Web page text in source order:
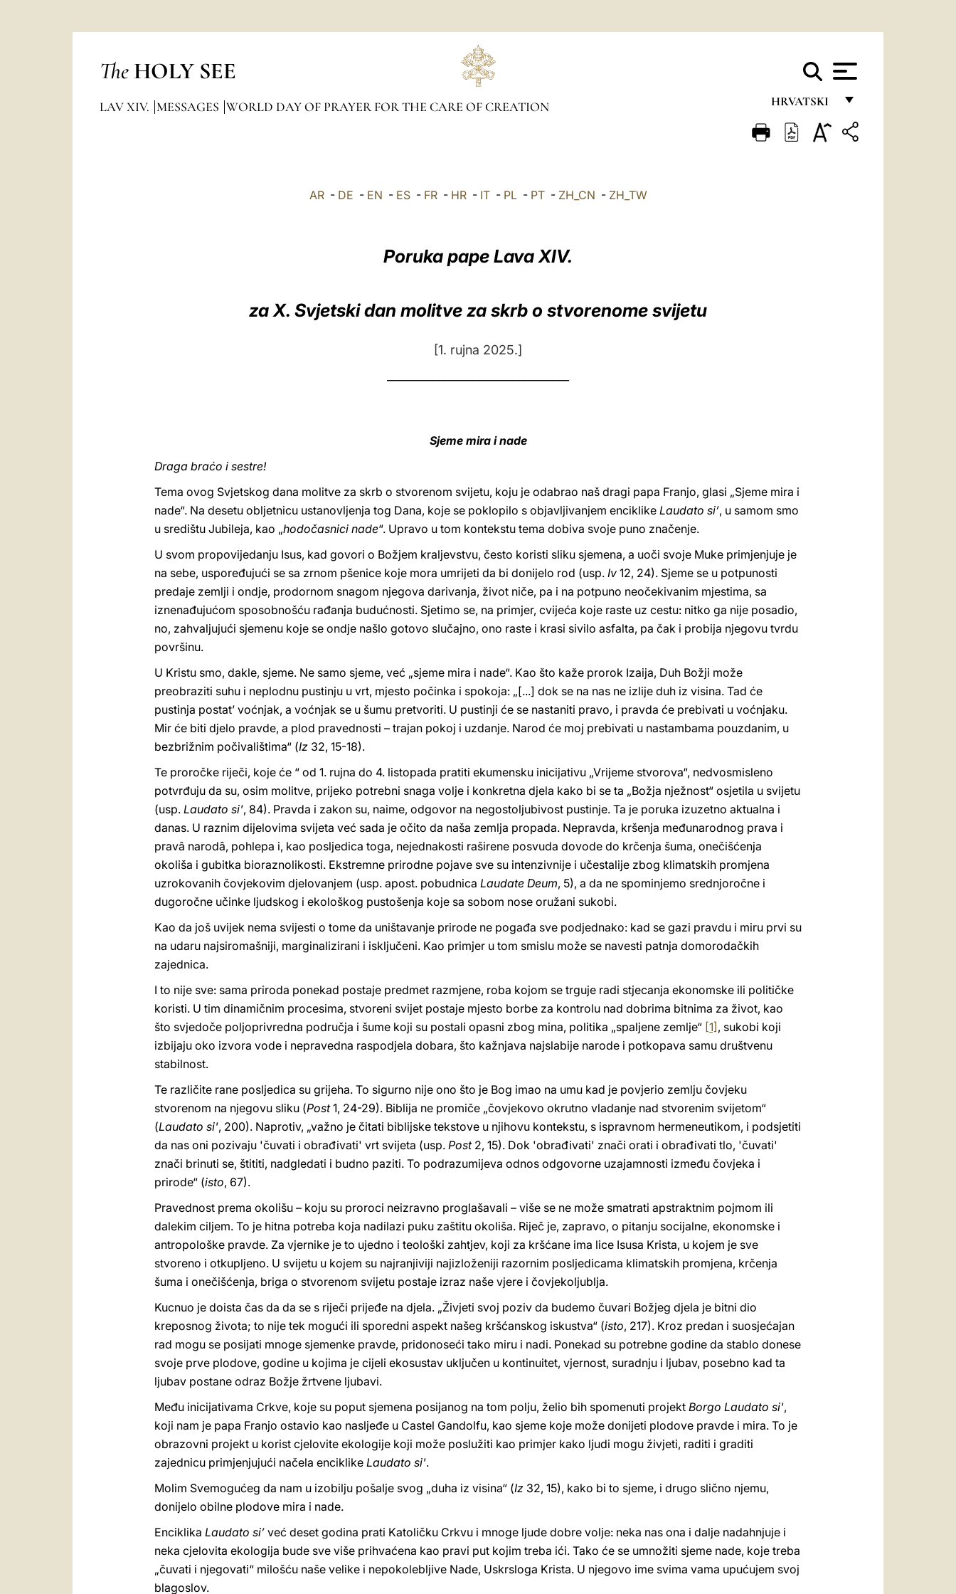
The HOLY SEE
HRVATSKI
FRANÇAIS
LAV XIV. MESSAGES WORLD DAY OF PRAYER FOR THE CARE OF CREATION
AR- DE - EN - ES- FR- HR- IT- PL- PT- ZH_CN - ZH_TW
Poruka pape Lava XIV.
za X. Svjetski dan molitve za skrb o stvorenome svijetu
[1. rujna 2025.]
Sjeme mira i nade
Draga braćo i sestre!
Tema ovog Svjetskog dana molitve za skrb o stvorenom svijetu, koju je odabrao naš dragi papa Franjo, glasi „Sjeme mira i
nade“. Na desetu obljetnicu ustanovljenja tog Dana, koje se poklopilo s objavljivanjem enciklike Laudato si’, u samom smo
u središtu Jubileja, kao „hodočasnici nade“. Upravo u tom kontekstu tema dobiva svoje puno značenje.
U svom propovijedanju Isus, kad govori o Božjem kraljevstvu, često koristi sliku sjemena, a uoči svoje Muke primjenjuje je
na sebe, uspoređujući se sa zrnom pšenice koje mora umrijeti da bi donijelo rod (usp. Iv 12, 24). Sjeme se u potpunosti
predaje zemlji i ondje, prodornom snagom njegova darivanja, život niče, pa i na potpuno neočekivanim mjestima, sa
iznenađujućom sposobnošću rađanja budućnosti. Sjetimo se, na primjer, cvijeća koje raste uz cestu: nitko ga nije posadio,
no, zahvaljujući sjemenu koje se ondje našlo gotovo slučajno, ono raste i krasi sivilo asfalta, pa čak i probija njegovu tvrdu
površinu.
U Kristu smo, dakle, sjeme. Ne samo sjeme, već „sjeme mira i nade“. Kao što kaže prorok Izaija, Duh Božji može
preobraziti suhu i neplodnu pustinju u vrt, mjesto počinka i spokoja: „[...] dok se na nas ne izlije duh iz visina. Tad će
pustinja postat’ voćnjak, a voćnjak se u šumu pretvoriti. U pustinji će se nastaniti pravo, i pravda će prebivati u voćnjaku.
Mir će biti djelo pravde, a plod pravednosti – trajan pokoj i uzdanje. Narod će moj prebivati u nastambama pouzdanim, u
bezbrižnim počivalištima“ (Iz 32, 15-18).
Te proročke riječi, koje će “ od 1. rujna do 4. listopada pratiti ekumensku inicijativu „Vrijeme stvorova“, nedvosmisleno
potvrđuju da su, osim molitve, prijeko potrebni snaga volje i konkretna djela kako bi se ta „Božja nježnost“ osjetila u svijetu
(usp. Laudato si', 84). Pravda i zakon su, naime, odgovor na negostoljubivost pustinje. Ta je poruka izuzetno aktualna i
danas. U raznim dijelovima svijeta već sada je očito da naša zemlja propada. Nepravda, kršenja međunarodnog prava i
pravâ narodâ, pohlepa i, kao posljedica toga, nejednakosti raširene posvuda dovode do krčenja šuma, onečišćenja
okoliša i gubitka bioraznolikosti. Ekstremne prirodne pojave sve su intenzivnije i učestalije zbog klimatskih promjena
uzrokovanih čovjekovim djelovanjem (usp. apost. pobudnica Laudate Deum, 5), a da ne spominjemo srednjoročne i
dugoročne učinke ljudskog i ekološkog pustošenja koje sa sobom nose oružani sukobi.
Kao da još uvijek nema svijesti o tome da uništavanje prirode ne pogađa sve podjednako: kad se gazi pravdu i miru prvi su
na udaru najsiromašniji, marginalizirani i isključeni. Kao primjer u tom smislu može se navesti patnja domorodačkih
zajednica.
I to nije sve: sama priroda ponekad postaje predmet razmjene, roba kojom se trguje radi stjecanja ekonomske ili političke
koristi. U tim dinamičnim procesima, stvoreni svijet postaje mjesto borbe za kontrolu nad dobrima bitnima za život, kao
što svjedoče poljoprivredna područja i šume koji su postali opasni zbog mina, politika „spaljene zemlje“ [1] , sukobi koji
izbijaju oko izvora vode i nepravedna raspodjela dobara, što kažnjava najslabije narode i potkopava samu društvenu
stabilnost.
Te različite rane posljedica su grijeha. To sigurno nije ono što je Bog imao na umu kad je povjerio zemlju čovjeku
stvorenom na njegovu sliku (Post1, 24-29). Biblija ne promiče „čovjekovo okrutno vladanje nad stvorenim svijetom“
(Laudato si', 200). Naprotiv, „važno je čitati biblijske tekstove u njihovu kontekstu, s ispravnom hermeneutikom, i podsjetiti
da nas oni pozivaju 'čuvati i obrađivati' vrt svijeta (usp. Post 2, 15). Dok 'obrađivati' znači orati i obrađivati tlo, 'čuvati'
znači brinuti se, štititi, nadgledati i budno paziti. To podrazumijeva odnos odgovorne uzajamnosti između čovjeka i
prirode“ (isto, 67).
Pravednost prema okolišu – koju su proroci neizravno proglašavali – više se ne može smatrati apstraktnim pojmom ili
dalekim ciljem. To je hitna potreba koja nadilazi puku zaštitu okoliša. Riječ je, zapravo, o pitanju socijalne, ekonomske i
antropološke pravde. Za vjernike je to ujedno i teološki zahtjev, koji za kršćane ima lice Isusa Krista, u kojem je sve
stvoreno i otkupljeno. U svijetu u kojem su najranjiviji najizloženiji razornim posljedicama klimatskih promjena, krčenja
šuma i onečišćenja, briga o stvorenom svijetu postaje izraz naše vjere i čovjekoljublja.
Kucnuo je doista čas da da se s riječi prijeđe na djela. „Živjeti svoj poziv da budemo čuvari Božjeg djela je bitni dio
kreposnog života; to nije tek mogući ili sporedni aspekt našeg kršćanskog iskustva“ (isto, 217). Kroz predan i suosjećajan
rad mogu se posijati mnoge sjemenke pravde, pridonoseći tako miru i nadi. Ponekad su potrebne godine da stablo donese
svoje prve plodove, godine u kojima je cijeli ekosustav uključen u kontinuitet, vjernost, suradnju i ljubav, posebno kad ta
ljubav postane odraz Božje žrtvene ljubavi.
Među inicijativama Crkve, koje su poput sjemena posijanog na tom polju, želio bih spomenuti projekt Borgo Laudato si',
koji nam je papa Franjo ostavio kao nasljeđe u Castel Gandolfu, kao sjeme koje može donijeti plodove pravde i mira. To je
obrazovni projekt u korist cjelovite ekologije koji može poslužiti kao primjer kako ljudi mogu živjeti, raditi i graditi
zajednicu primjenjujući načela enciklike Laudato si'.
Molim Svemogućeg da nam u izobilju pošalje svog „duha iz visina“ (Iz 32, 15), kako bi to sjeme, i drugo slično njemu,
donijelo obilne plodove mira i nade.
Enciklika Laudato si’ već deset godina prati Katoličku Crkvu i mnoge ljude dobre volje: neka nas ona i dalje nadahnjuje i
neka cjelovita ekologija bude sve više prihvaćena kao pravi put kojim treba ići. Tako će se umnožiti sjeme nade, koje treba
„čuvati i njegovati“ milošću naše velike i nepokolebljive Nade, Uskrsloga Krista. U njegovo ime svima vama upućujem svoj
blagoslov.